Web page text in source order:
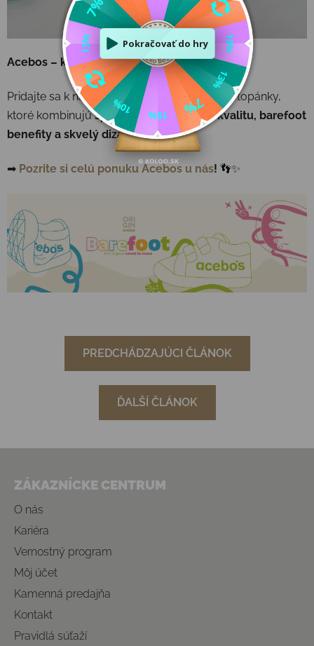
Acebos – kvalita, do ktorej investujeme
Pridajte sa k nám a objavte Acebos Origin
– topánky,
ktoré kombinujúšpanielsku remeselnú kvalitu, barefoot
benefity a skvelý dizajn!
➡ Pozrite si celú ponuku Acebos u nás! 👣✨
PREDCHÁDZAJÚCI ČLÁNOK
ĎALŠÍ ČLÁNOK
ZÁKAZNÍCKE CENTRUM
O nás
Kariéra
Vernostný program
Môj účet
Kamenná predajňa
Kontakt
Pravidlá súťaží